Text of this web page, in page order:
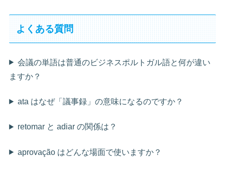
よくある質問
会議の単語は普通のビジネスポルトガル語と何が違い
ますか？
ata はなぜ「議事録」の意味になるのですか？
retomar と adiar の関係は？
aprovação はどんな場面で使いますか？